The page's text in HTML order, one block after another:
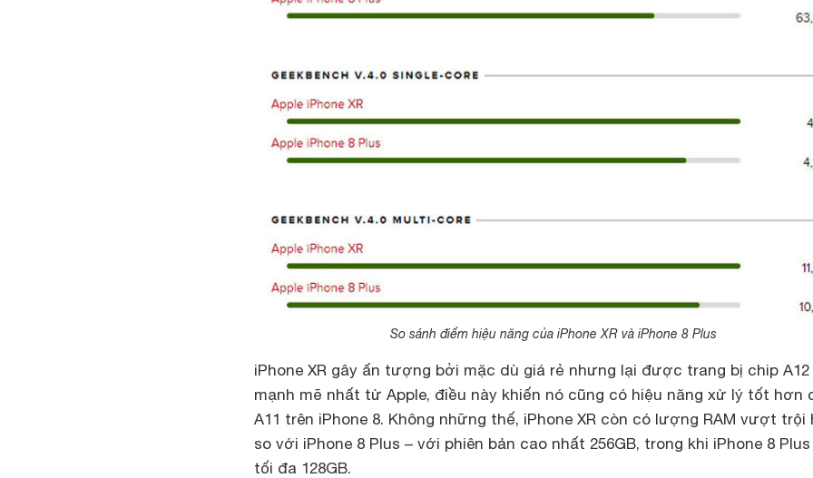
So sánh điểm hiệu năng của iPhone XR và iPhone 8 Plus
iPhone XR gây ấn tượng bởi mặc dù giá rẻ nhưng lại được trang bị chip A12
mạnh mẽ nhất từ Apple, điều này khiến nó cũng có hiệu năng xử lý tốt hơn
A11 trên iPhone 8. Không những thế, iPhone XR còn có lượng RAM vượt trội
so với iPhone 8 Plus – với phiên bản cao nhất 256GB, trong khi iPhone 8
tối đa 128GB.